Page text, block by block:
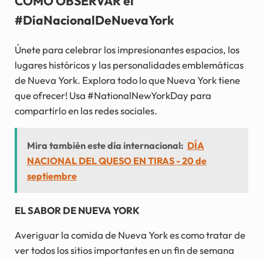
#DíaNacionalDeNuevaYork
Únete para celebrar los impresionantes espacios, los
lugares históricos y las personalidades emblemáticas
de Nueva York. Explora todo lo que Nueva York tiene
que ofrecer! Usa #NationalNewYorkDay para
compartirlo en las redes sociales.
Mira también este día internacional: DÍA
NACIONAL DEL QUESO EN TIRAS - 20 de
septiembre
EL SABOR DE NUEVA YORK
Averiguar la comida de Nueva York es como tratar de
ver todos los sitios importantes en un fin de semana